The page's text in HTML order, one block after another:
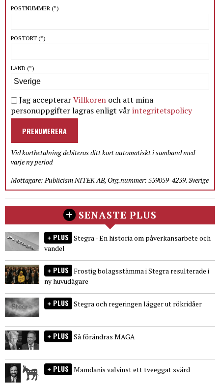
POSTNUMMER (*)
POSTORT (*)
LAND (*)
Jag accepterarVillkoren och att mina
personuppgifter lagras enligt vårintegritetspolicy
PRENUMERERA
Vid kortbetalning debiteras ditt kort automatiskt i samband med
varje ny period
Mottagare: Publicism NITEK AB, Org.nummer: 559059-4239. Sverige
SENASTE PLUS
PLUS Stegra - En historia om påverkansarbete och
vandel
PLUS Frostig bolagsstämma i Stegra resulterade i
ny huvudägare
PLUS Stegra och regeringen lägger ut rökridåer
PLUS Så förändras MAGA
PLUS Mamdanis valvinst ett tveeggat svärd